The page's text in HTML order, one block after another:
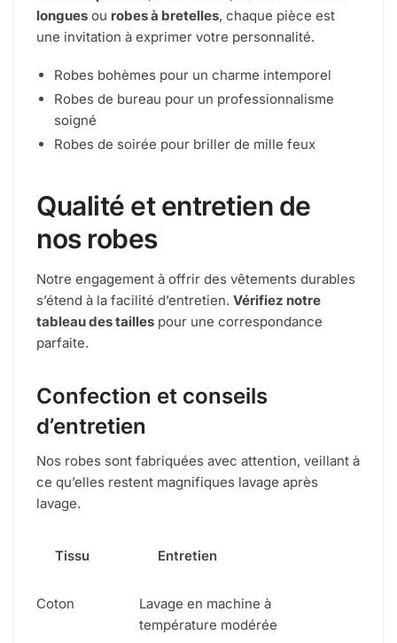
longues ou robes à bretelles, chaque pièce est
une invitation à exprimer votre personnalité.
Robes bohèmes pour un charme intemporel
Robes de bureau pour un professionnalisme
soigné
Robes de soirée pour briller de mille feux
Qualité et entretien de
nos robes
Notre engagement à offrir des vêtements durables
s’étend à la facilité d’entretien. Vérifiez notre
tableau des tailles pour une correspondance
parfaite.
Confection et conseils
d’entretien
Nos robes sont fabriquées avec attention, veillant à
ce qu’elles restent magnifiques lavage après
lavage.
Tissu Entretien
Coton
Lavage en machine à
température modérée